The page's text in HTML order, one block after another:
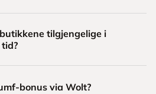
tilgjengelige i
bonus via Wolt?